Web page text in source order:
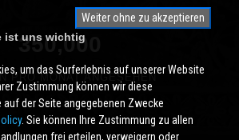
350,000
PRO MONAT ANGESEHEN
Weiter ohne zu akzeptieren
ist uns wichtig
um das Surferlebnis auf unserer Website
Zustimmung können wir diese
der Seite angegebenen Zwecke
. Sie können Ihre Zustimmung zu allen
frei erteilen, verweigern oder